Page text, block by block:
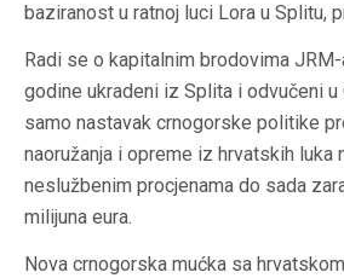
baziranost u ratnoj luci Lora u Splitu,
Radi se o kapitalnim brodovima
godine ukradeni iz Splita i odvučeni u
samo nastavak crnogorske politike
naoružanja i opreme iz hrvatskih luka
neslužbenim procjenama do sada
milijuna eura.
Nova crnogorska mućka sa